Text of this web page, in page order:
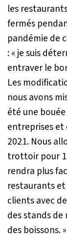
les
fermés
pandémie de
:« je suis
entraver le
Les
nous avons
été une
entreprises
2021. Nous
trottoir pour
rendra plus
restaurants
clients avec
des stands
des boissons. »